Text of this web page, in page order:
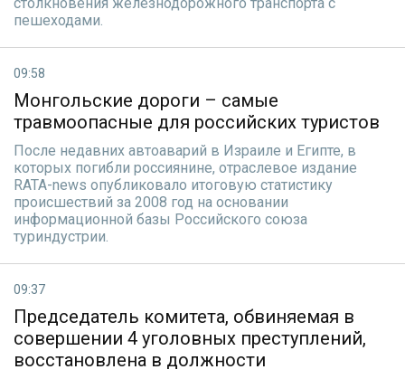
пешеходами.
09:58
Монгольские дороги – самые
травмоопасные для российских туристов
После недавних автоаварий в Израиле и Египте, в
которых погибли россиянине, отраслевое издание
RATA-news опубликовало итоговую статистику
происшествий за 2008 год на основании
информационной базы Российского союза
туриндустрии.
09:37
Председатель комитета, обвиняемая в
совершении 4 уголовных преступлений,
восстановлена в должности